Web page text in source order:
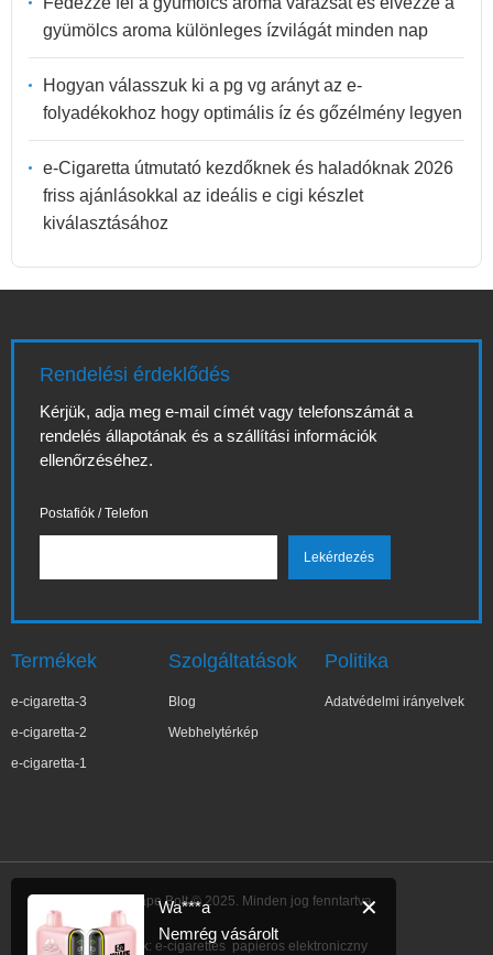
gyümölcs aroma különleges ízvilágát minden nap
Hogyan válasszuk ki a pg vg arányt az e-
folyadékokhoz hogy optimális íz és gőzélmény legyen
e-Cigaretta útmutató kezdőknek és haladóknak 2026
friss ajánlásokkal az ideális e cigi készlet
kiválasztásához
Rendelési érdeklődés
Kérjük, adja meg e-mail címét vagy telefonszámát a
rendelés állapotának és a szállítási információk
ellenőrzéséhez.
Postafiók / Telefon
Termékek
e-cigaretta-3
e-cigaretta-2
e-cigaretta-1
Szolgáltatások
Blog
Webhelytérkép
Politika
Adatvédelmi irányelvek
IBVape Bolt © 2025. Minden jog fenntartva.
Link: e-cigarettes papieros elektroniczny
✕
Wa***a
Nemrég vásárolt